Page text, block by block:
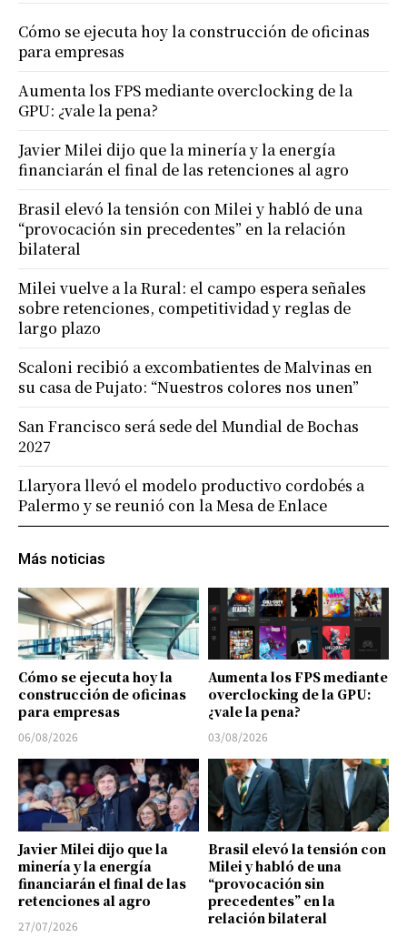
Más noticias
Cómo se ejecuta hoy la
construcción de oficinas
para empresas
06/08/2026
Aumenta los FPS mediante
overclocking de la GPU:
¿vale la pena?
03/08/2026
Javier Milei dijo que la
minería y la energía
financiarán el final de las
retenciones al agro
27/07/2026
Brasil elevó la tensión con
Milei y habló de una
“provocación sin
precedentes” en la
relación bilateral
Cómo se ejecuta hoy la construcción de oficinas
para empresas
Aumenta los FPS mediante overclocking de la
GPU: ¿vale la pena?
Javier Milei dijo que la minería y la energía
financiarán el final de las retenciones al agro
Brasil elevó la tensión con Milei y habló de una
“provocación sin precedentes” en la relación
bilateral
Milei vuelve a la Rural: el campo espera señales
sobre retenciones, competitividad y reglas de
largo plazo
Scaloni recibió a excombatientes de Malvinas en
su casa de Pujato: “Nuestros colores nos unen”
San Francisco será sede del Mundial de Bochas
2027
Llaryora llevó el modelo productivo cordobés a
Palermo y se reunió con la Mesa de Enlace